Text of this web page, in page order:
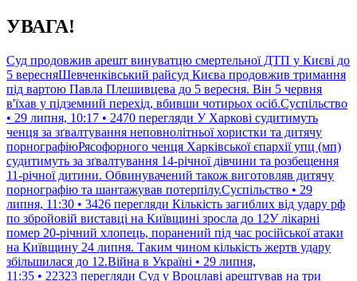
Перейти
до
УВАГА!
Суд продовжив арешт винуватцю смертельної ДТП у Києві до
5 вересняШевченківський райсуд Києва продовжив тримання
під вартою Павла Плешивцева до 5 вересня. Він 5 червня
в'їхав у підземний перехід, вбивши чотирьох осіб.Суспільство
• 29 липня, 10:17 • 2470 перегляди У Харкові судитимуть
ченця за зґвалтування неповнолітньої хористки та дитячу
порнографіюРясофорного ченця Харківської єпархії упц (мп)
судитимуть за зґвалтування 14-річної дівчини та розбещення
11-річної дитини. Обвинувачений також виготовляв дитячу
порнографію та шантажував потерпілу.Суспільство • 29
липня, 11:30 • 3426 перегляди Кількість загиблих від удару рф
по збройовій виставці на Київщині зросла до 12У лікарні
помер 20-річний хлопець, поранений під час російської атаки
на Київщину 24 липня. Таким чином кількість жертв удару
збільшилася до 12.Війна в Україні • 29 липня,
11:35 • 22323 перегляди Суд у Вроцлаві арештував на три